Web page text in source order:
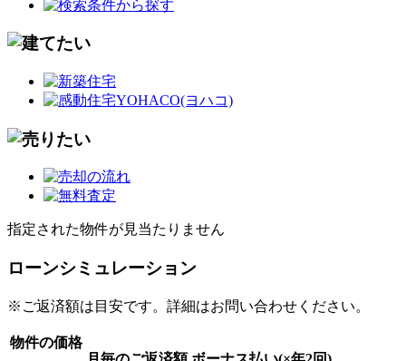
指定された物件が見当たりません
ローンシミュレーション
※ご返済額は目安です。詳細はお問い合わせください。
物件の価格